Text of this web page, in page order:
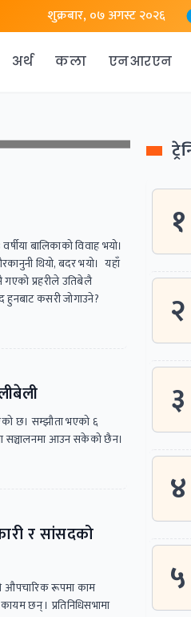
शुक्रबार, ०७ अगस्ट २०२६
अर्थ कला एनआरएन
बालिकाको विवाह भयो।
थियो, बदर भयो। यहाँ
गएको प्रहरीले उतिबेलै
हुनबाट कसरी जोगाउने?
छ। सम्झौता भएको ६
सञ्चालनमा आउन सकेको छैन।
र सांसदको
औपचारिक रूपमा काम
छन् । प्रतिनिधिसभामा